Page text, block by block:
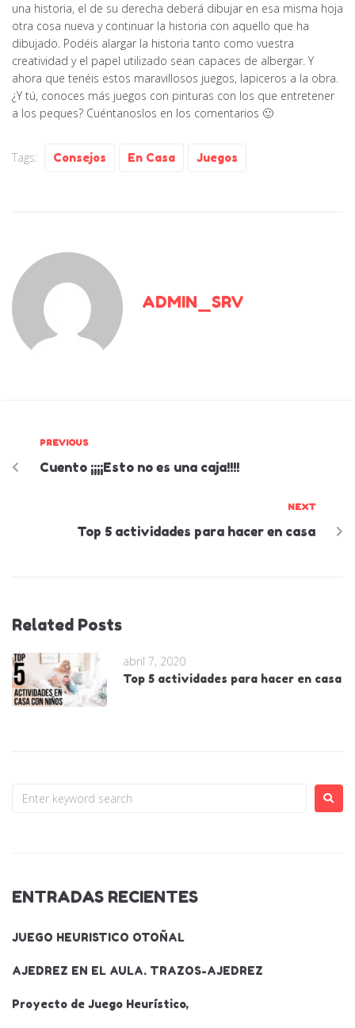
una historia, el de su derecha deberá dibujar en esa misma hoja
otra cosa nueva y continuar la historia con aquello que ha
dibujado. Podéis alargar la historia tanto como vuestra
creatividad y el papel utilizado sean capaces de albergar. Y
ahora que tenéis estos maravillosos juegos, lapiceros a la obra.
¿Y tú, conoces más juegos con pinturas con los que entretener
a los peques? Cuéntanoslos en los comentarios 🙂
Tags: Consejos En Casa Juegos
ADMIN_SRV
PREVIOUS
Cuento ¡¡¡¡Esto no es una caja!!!!
NEXT
Top 5 actividades para hacer en casa
Related Posts
abril 7, 2020
Top 5 actividades para hacer en casa
ENTRADAS RECIENTES
JUEGO HEURISTICO OTOÑAL
AJEDREZ EN EL AULA. TRAZOS-AJEDREZ
Proyecto de Juego Heurístico,